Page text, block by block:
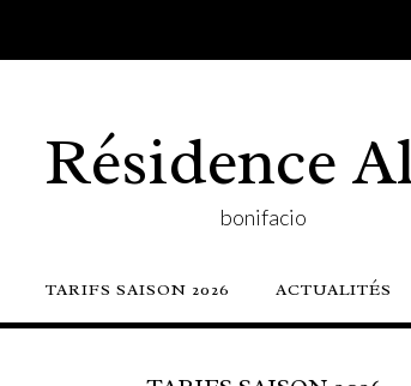
Résidence
bonifacio
TARIFS SAISON 2026 ACTUALITÉS